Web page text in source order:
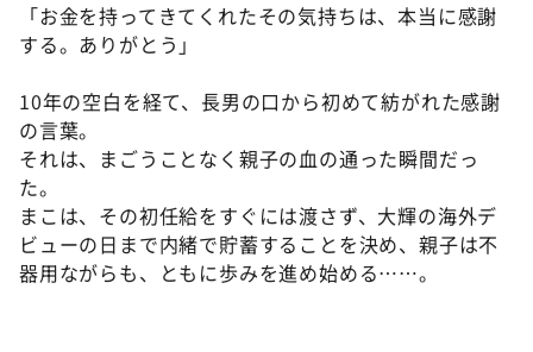
「お金を持ってきてくれたその気持ちは、本当に感謝
する。ありがとう」
10年の空白を経て、長男の口から初めて紡がれた感謝
の言葉。
それは、まごうことなく親子の血の通った瞬間だっ
た。
まこは、その初任給をすぐには渡さず、大輝の海外デ
ビューの日まで内緒で貯蓄することを決め、親子は不
器用ながらも、ともに歩みを進め始める……。